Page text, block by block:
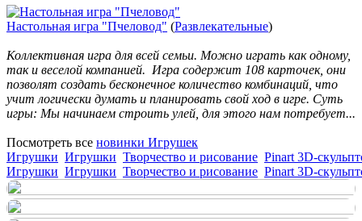
Настольная игра "Пчеловод" (Развлекательные)
Коллективная игра для всей семьи. Можно играть как одному,
так и веселой компанией. Игра содержит 108 карточек, они
позволят создать бесконечное количество комбинаций, что
учит логически думать и планировать свой ход в игре. Суть
игры: Мы начинаем строить улей, для этого нам потребует...
Посмотреть все новинки Игрушек
Игрушки Игрушки Творчество и рисование Pinart 3D-
Игрушки Игрушки Творчество и рисование Pinart 3D-